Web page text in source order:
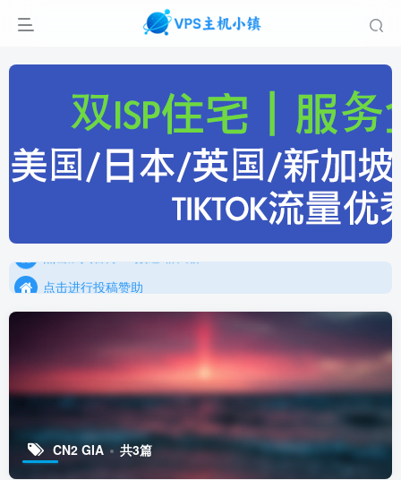
点击加入官方TG频道/聊天群
点击进行投稿赞助
点击加入官方TG频道/聊天群
CN2 GIA 共3篇